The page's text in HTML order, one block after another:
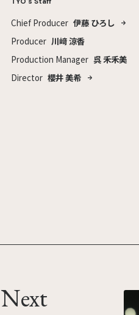
Chief Producer 伊藤 ひろし
Producer 川﨑 涼香
Production Manager 呉 禾禾美
Director 櫻井 美希
Next